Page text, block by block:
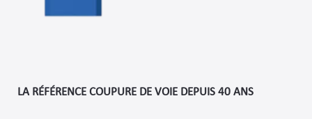
LA RÉFÉRENCE COUPURE DE VOIE DEPUIS 40 ANS